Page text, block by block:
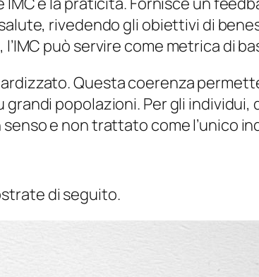
rivedendo gli obiettivi di
può servire come metrica di
Questa coerenza
popolazioni. Per gli
e non trattato come l’unico
di seguito.